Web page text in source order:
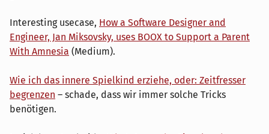
Interesting usecase, How a Software Designer and
Engineer, Jan Miksovsky, uses BOOX to Support a Parent
With Amnesia (Medium).
Wie ich das innere Spielkind erziehe, oder: Zeitfresser
begrenzen – schade, dass wir immer solche Tricks
benötigen.